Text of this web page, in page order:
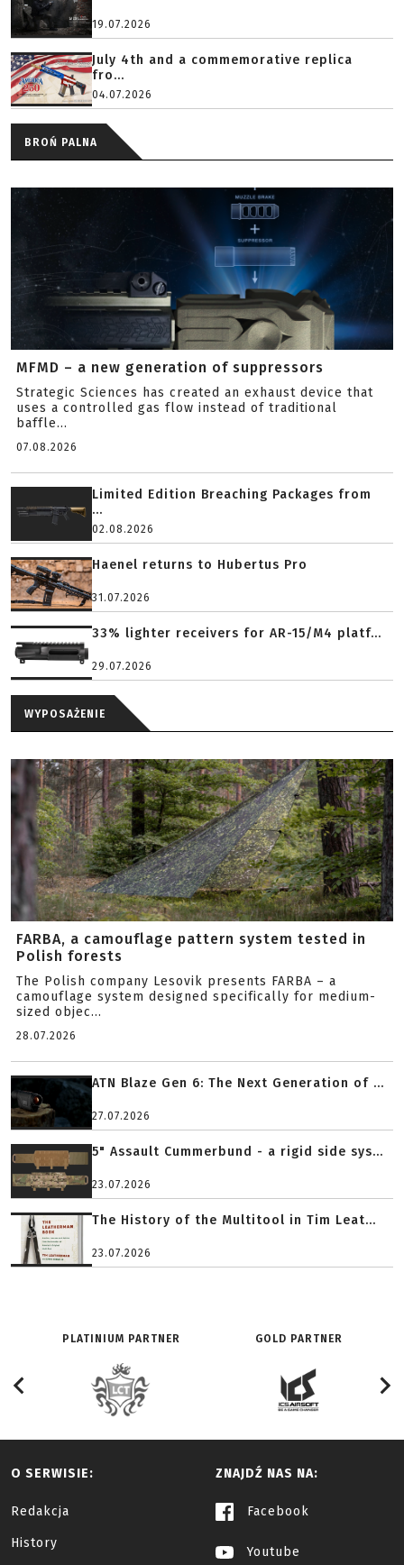
19.07.2026
July 4th and a commemorative replica
fro...
04.07.2026
BROŃ PALNA
MFMD – a new generation of suppressors
Strategic Sciences has created an exhaust device that
uses a controlled gas flow instead of traditional
baffle...
07.08.2026
Limited Edition Breaching Packages from
...
02.08.2026
Haenel returns to Hubertus Pro
31.07.2026
33% lighter receivers for AR-15/M4 platf...
29.07.2026
WYPOSAŻENIE
FARBA, a camouflage pattern system tested in
Polish forests
The Polish company Lesovik presents FARBA – a
camouflage system designed specifically for medium-
sized objec...
28.07.2026
ATN Blaze Gen 6: The Next Generation of ...
27.07.2026
5" Assault Cummerbund - a rigid side sys...
23.07.2026
The History of the Multitool in Tim Leat...
23.07.2026
PLATINIUM PARTNER GOLD PARTNER
O SERWISIE:
Redakcja
History
ZNAJDŹ NAS NA:
Facebook
Youtube